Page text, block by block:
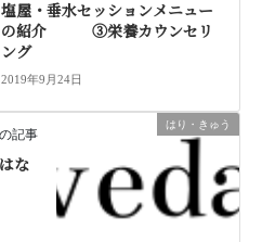
塩屋・垂水セッションメニュー
の紹介 ③栄養カウンセリ
ング
2019年9月24日
はり・きゅう
記事
な